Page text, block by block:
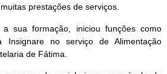
prestações de serviços.
sua formação, iniciou funções como
Insignare no serviço de Alimentação
de Fátima.